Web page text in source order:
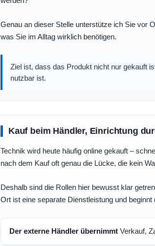
Genau an dieser Stelle unterstütze ich Sie vor
was Sie im Alltag wirklich benötigen.
Ziel ist, dass das Produkt nicht nur gekauft
nutzbar ist.
Kauf beim Händler, Einrichtung
Technik wird heute häufig online gekauft –
nach dem Kauf oft genau die Lücke, die kein
Deshalb sind die Rollen hier bewusst klar
Ort ist eine separate Dienstleistung und
Der externe Händler übernimmt Verkauf,